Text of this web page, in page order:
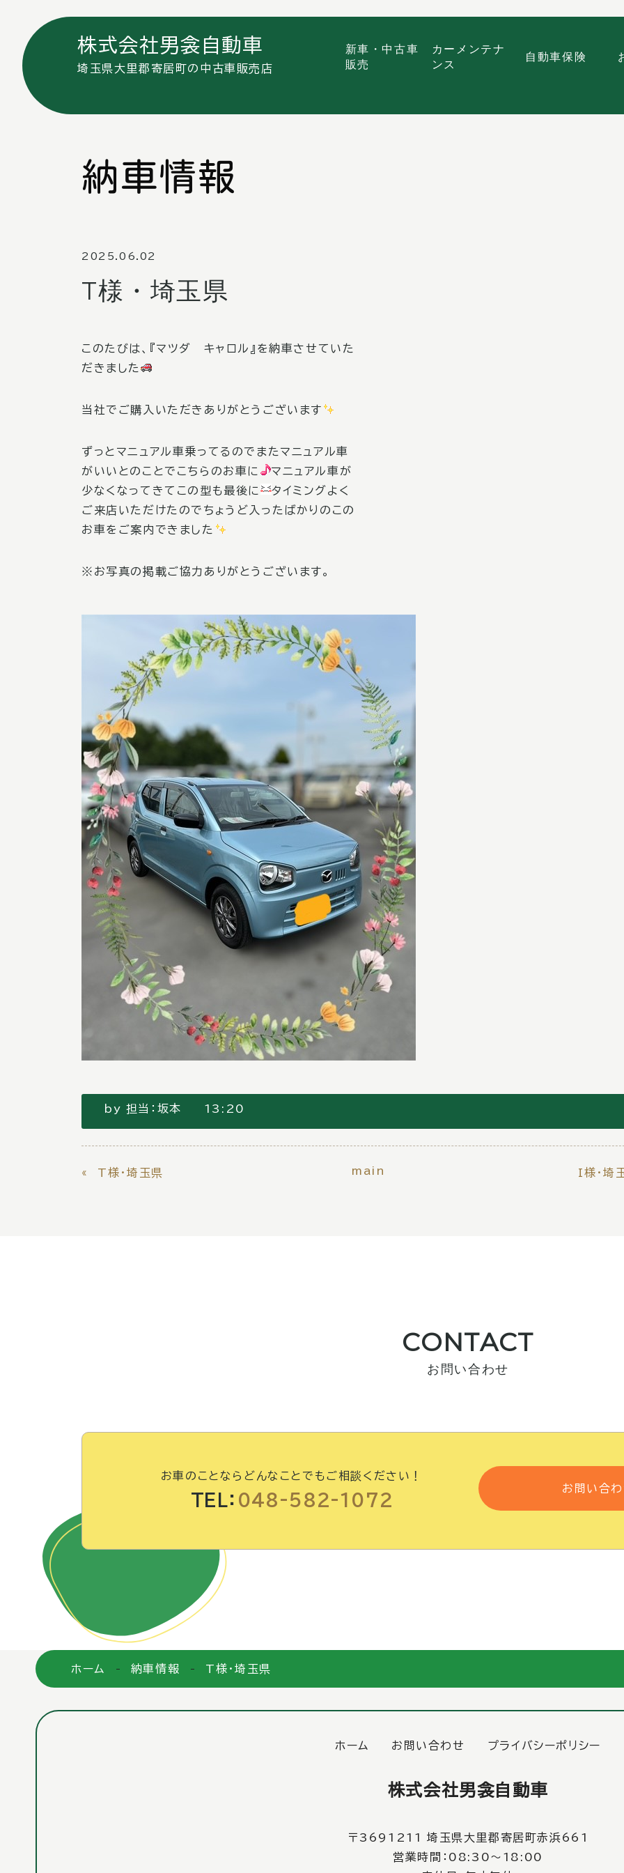
株式会社男衾自動車
埼玉県大里郡寄居町の中古車販売店
新車・中古車
販売
カーメンテナ
ンス
自動車保険
納車情報
2025.06.02
T様・埼玉県
このたびは、『マツダ キャロル』を納車させていた
だきました
当社でご購入いただきありがとうございます
ずっとマニュアル車乗ってるのでまたマニュアル車
がいいとのことでこちらのお車に
マニュアル車が
少なくなってきてこの型も最後に
タイミングよく
ご来店いただけたのでちょうど入ったばかりのこの
お車をご案内できました
※お写真の掲載ご協力ありがとうございます。
by 担当：坂本 13:20
« T様・埼玉県 main I様・埼
CONTACT
お問い合わせ
お車のことならどんなことでもご相談ください！
TEL： 048-582-1072
お問い合
ホーム 納車情報 T様・埼玉県
ホーム お問い合わせ プライバシーポリシー
株式会社男衾自動車
〒3691211 埼玉県大里郡寄居町赤浜661
営業時間：08:30〜18:00